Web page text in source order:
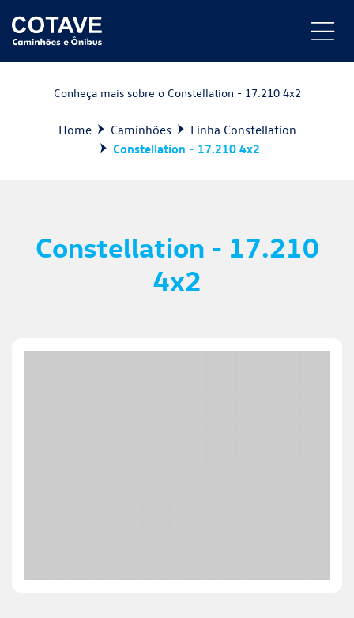
Conheça mais sobre o Constellation - 17.210 4x2
Home Caminhões
Linha Constellation
Constellation - 17.210 4x2
Constellation - 17.210
4x2